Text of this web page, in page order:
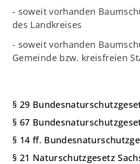
- soweit vorhanden
des Landkreises
- soweit vorhanden
Gemeinde bzw. kreisfreien
§ 29
§ 67
§ 14 ff.
§ 21 Naturschutzgesetz